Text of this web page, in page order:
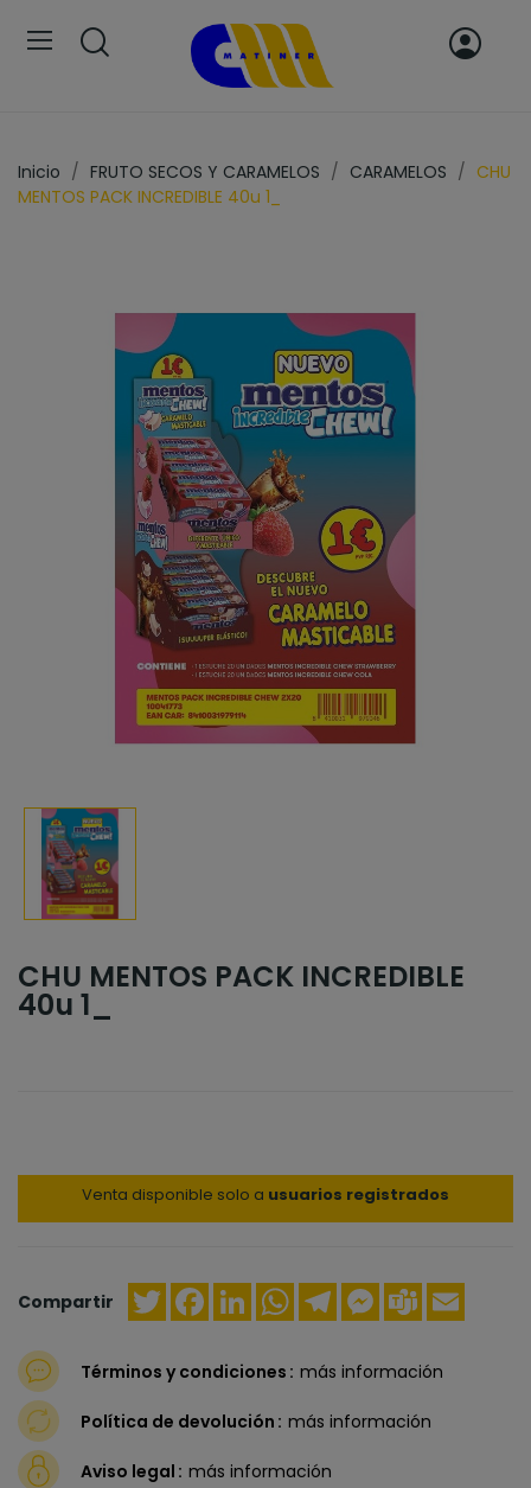
Inicio FRUTO SECOS Y CARAMELOS CARAMELOS
CHU
MENTOS PACK INCREDIBLE 40u 1_
CHU MENTOS PACK INCREDIBLE
40u 1_
Venta disponible solo a usuarios registrados
Compartir TwitterFacebook
LinkedInWhatsApp
TelegramMessenger
Teams
Términos y condiciones más información
Política de devolución más información
Aviso legal más información